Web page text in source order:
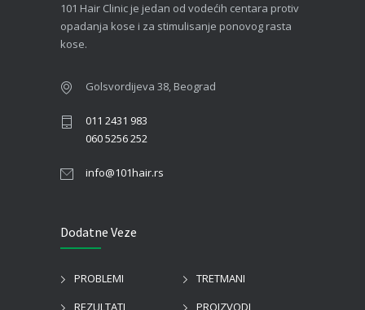
101 Hair Clinic je jedan od vodećih centara protiv
opadanja kose i za stimulisanje ponovog rasta
kose.
Golsvordijeva 38, Beograd
011 2431 983
060 5256 252
info@101hair.rs
Dodatne Veze
PROBLEMI
TRETMANI